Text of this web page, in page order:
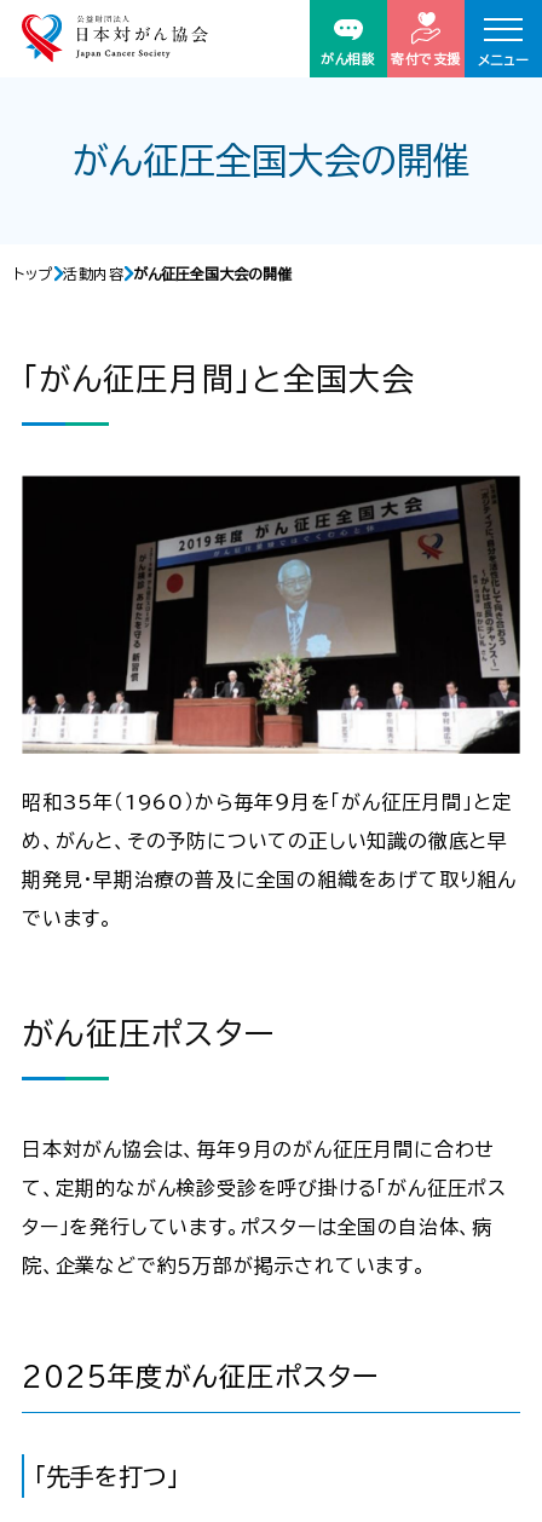
がん相談 寄付で支援 メニュー
がん征圧全国大会の開催
トップ 活動内容 がん征圧全国大会の開催
「がん征圧月間」と全国大会
昭和35年（1960）から毎年９月を「がん征圧月間」と定
め、がんと、その予防についての正しい知識の徹底と早
期発見・早期治療の普及に全国の組織をあげて取り組ん
でいます。
がん征圧ポスター
日本対がん協会は、毎年9月のがん征圧月間に合わせ
て、定期的ながん検診受診を呼び掛ける「がん征圧ポス
ター」を発行しています。ポスターは全国の自治体、病
院、企業などで約５万部が掲示されています。
2025年度がん征圧ポスター
「先手を打つ」